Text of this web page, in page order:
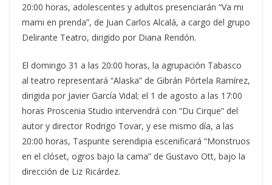
20:00 horas, adolescentes y adultos presenciarán “Va mi
mami en prenda”, de Juan Carlos Alcalá, a cargo del grupo
Delirante Teatro, dirigido por Diana Rendón.
El domingo 31 a las 20:00 horas, la agrupación Tabasco
al teatro representará “Alaska” de Gibrán Pórtela Ramírez,
dirigida por Javier García Vidal; el 1 de agosto a las 17:00
horas Proscenia Studio intervendrá con “Du Cirque” del
autor y director Rodrigo Tovar, y ese mismo día, a las
20:00 horas, Taspunte serendipia escenificará “Monstruos
en el clóset, ogros bajo la cama” de Gustavo Ott, bajo la
dirección de Liz Ricárdez.